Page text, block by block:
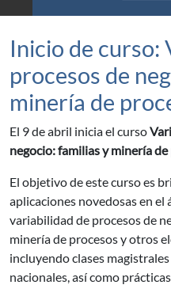
Inicio de curso:
procesos de
minería de
El 9 de abril inicia el curso
negocio: familias y minería
El objetivo de este curso es
aplicaciones novedosas en el
variabilidad de procesos de
minería de procesos y otros
incluyendo clases
nacionales, así como